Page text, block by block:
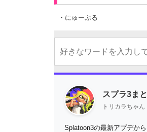
・にゅーぷる
スプラ3ま
トリカラちゃん
Splatoon3の最新アプデか